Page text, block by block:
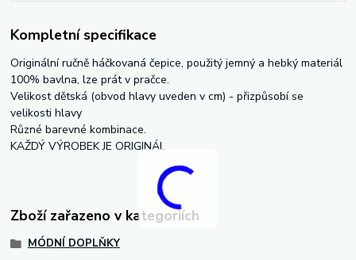
Kompletní specifikace
Originální ručně háčkovaná čepice, použitý jemný a hebký materiál
100% bavlna, lze prát v pračce.
Velikost dětská (obvod hlavy uveden v cm) - přizpůsobí se
velikosti hlavy
Různé barevné kombinace.
KAŽDÝ VÝROBEK JE ORIGINÁL
Zboží zařazeno v kategoriích
MÓDNÍ DOPLŇKY